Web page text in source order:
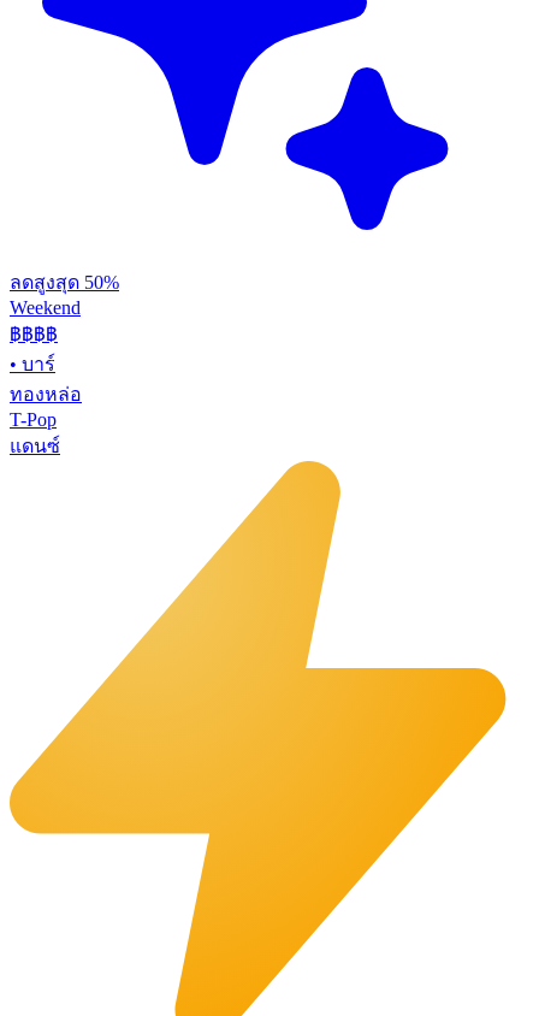
ลดสูงสุด 50%
Weekend
฿฿฿฿
• บาร์
ทองหล่อ
T-Pop
แดนซ์